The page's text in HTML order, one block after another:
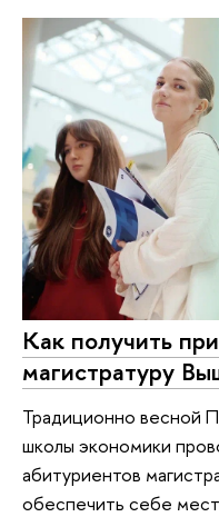
Как получить
магистратуру
Традиционно весной
школы экономики
абитуриентов
обеспечить себе